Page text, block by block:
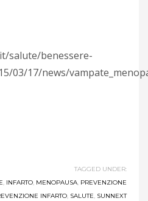
salute/benessere-
03/17/news/
TAGGED UNDER:
, INFARTO, MENOPAUSA, PREVENZIONE
INFARTO, SALUTE, SUNNEXT